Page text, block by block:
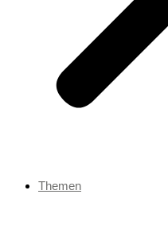
Themen